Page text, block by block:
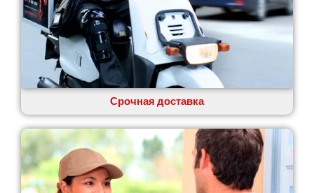
Острог
Павлоград
Переяслав
Первомайск
Песочин
Петриков
Петропавловская Борщаговка
Подгородное
Погребы
Покров
Полтава
Срочная доставка